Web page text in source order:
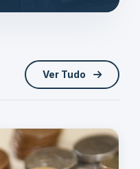
Ver Tudo